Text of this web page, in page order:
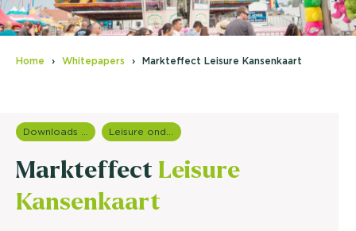
Home Whitepapers Markteffect Leisure Kansenkaart
Markteffect Leisure
Kansenkaart